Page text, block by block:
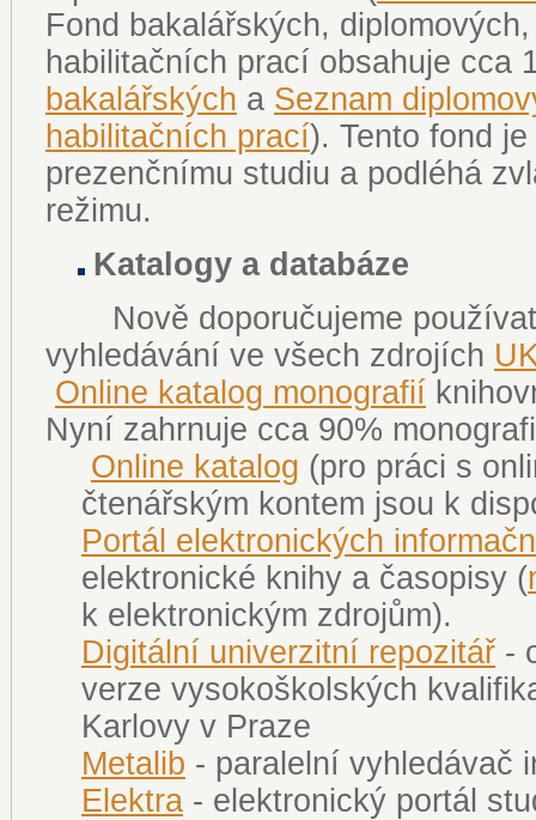
Fond bakalářských,
habilitačních prací obsahuje cca
bakalářských a Seznam
habilitačních prací). Tento fond
prezenčnímu studiu a podléhá
režimu.
Katalogy a databáze
Nově doporučujeme používat
vyhledávání ve všech zdrojích
Online katalog monografií
Nyní zahrnuje cca 90%
Online katalog (pro práci s
čtenářským kontem jsou k
Portál elektronických
elektronické knihy a časopisy (
k elektronickým zdrojům).
Digitální univerzitní repozitář -
verze vysokoškolských
Karlovy v Praze
Metalib - paralelní vyhledávač
Elektra - elektronický portál